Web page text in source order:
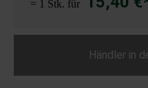
= 1 Stk. für
Händler in